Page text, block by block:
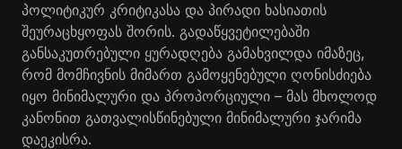
პოლიტიკურ კრიტიკასა და პირადი ხასიათის
შეურაცხყოფას შორის. გადაწყვეტილებაში
განსაკუთრებული ყურადღება გამახვილდა იმაზეც,
რომ მომჩივნის მიმართ გამოყენებული ღონისძიება
იყო მინიმალური და პროპორციული – მას მხოლოდ
კანონით გათვალისწინებული მინიმალური ჯარიმა
დაეკისრა.